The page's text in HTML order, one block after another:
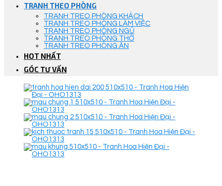
TRANH THEO PHÒNG
TRANH TREO PHÒNG KHÁCH
TRANH TREO PHÒNG LÀM VIỆC
TRANH TREO PHÒNG NGỦ
TRANH TREO PHÒNG THỜ
TRANH TREO PHÒNG ĂN
HOT NHẤT
GÓC TƯ VẤN